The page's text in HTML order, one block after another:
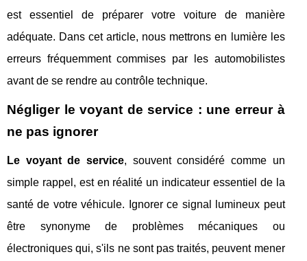
est essentiel de préparer votre voiture de manière
adéquate. Dans cet article, nous mettrons en lumière les
erreurs fréquemment commises par les automobilistes
avant de se rendre au contrôle technique.
Négliger le voyant de service : une erreur à
ne pas ignorer
Le voyant de service, souvent considéré comme un
simple rappel, est en réalité un indicateur essentiel de la
santé de votre véhicule. Ignorer ce signal lumineux peut
être synonyme de problèmes mécaniques ou
électroniques qui, s'ils ne sont pas traités, peuvent mener